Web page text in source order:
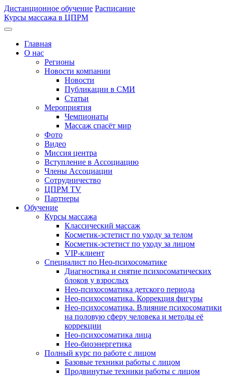
Дистанционное обучение Расписание
Курсы массажа в ЦПРМ
Главная
О нас
Регионы
Новости компании
Новости
Публикации в СМИ
Статьи
Мероприятия
Чемпионаты
Массаж спасёт мир
Фото
Видео
Миссия центра
Вступление в Ассоциацию
Члены Ассоциации
Сотрудничество
ЦПРМ TV
Партнеры
Oбучение
Курсы массажа
Классический массаж
Косметик-эстетист по уходу за телом
Косметик-эстетист по уходу за лицом
VIP-клиент
Специалист по Нео-психосоматике
Диагностика и снятие психосоматических
блоков у взрослых
Нео-психосоматика детского периода
Нео-психосоматика. Коррекция фигуры
Нео-психосоматика. Влияние психосоматики
на половую сферу человека и методы её
коррекции
Нео-психосоматика лица
Нео-биоэнергетика
Полный курс по работе с лицом
Базовые техники работы с лицом
Продвинутые техники работы с лицом